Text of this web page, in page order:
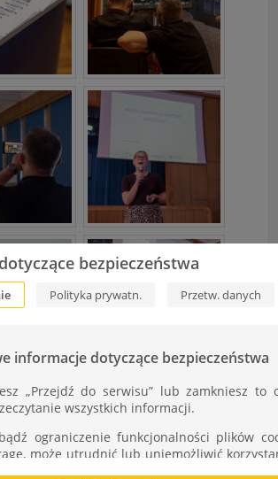
bezpieczeństwa
Polityka prywatn. Przetw. danych
informacje dotyczące bezpieczeństwa
„Przejdź do serwisu” lub zamkniesz to
wszystkich informacji.
ograniczenie funkcjonalności plików
może utrudnić lub uniemożliwić